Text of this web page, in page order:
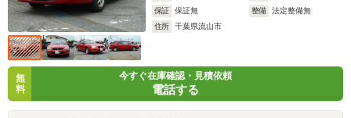
保証
保証無 整備
法定整備無
住所
千葉県流山市
無
料
今すぐ在庫確認・見積依頼
電話する